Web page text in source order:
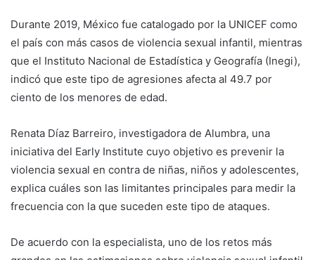
Durante 2019, México fue catalogado por la UNICEF como
el país con más casos de violencia sexual infantil, mientras
que el Instituto Nacional de Estadística y Geografía (Inegi),
indicó que este tipo de agresiones afecta al 49.7 por
ciento de los menores de edad.
Renata Díaz Barreiro, investigadora de Alumbra, una
iniciativa del Early Institute cuyo objetivo es prevenir la
violencia sexual en contra de niñas, niños y adolescentes,
explica cuáles son las limitantes principales para medir la
frecuencia con la que suceden este tipo de ataques.
De acuerdo con la especialista, uno de los retos más